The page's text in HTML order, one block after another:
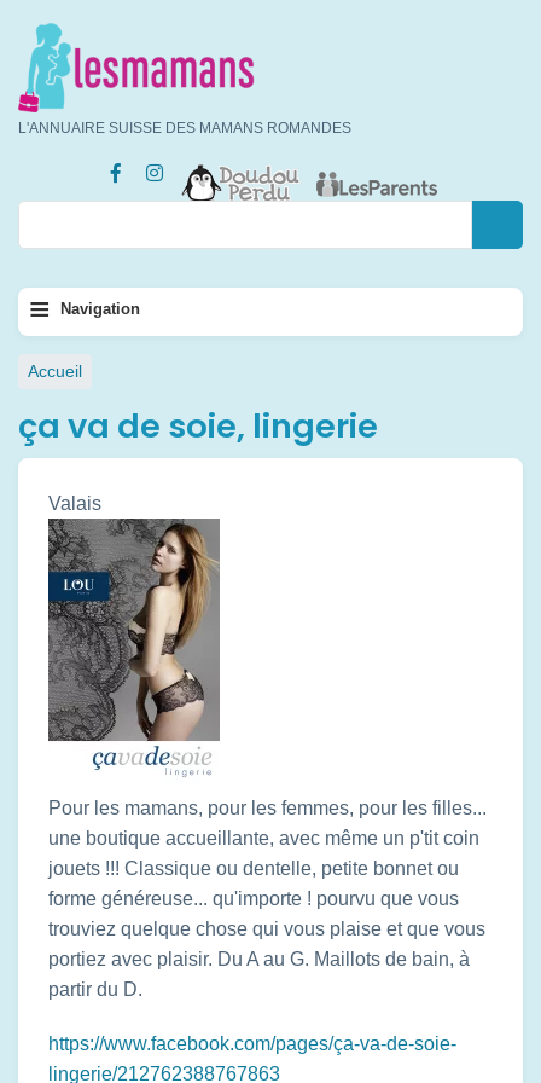
contenu
principal
L'ANNUAIRE SUISSE DES MAMANS ROMANDES
Rechercher
Navigation
principale
≡ Navigation
Fil
Accueil
ça va de soie, lingerie
Valais
Pour les mamans, pour les femmes, pour les filles...
une boutique accueillante, avec même un p'tit coin
jouets !!! Classique ou dentelle, petite bonnet ou
forme généreuse... qu'importe ! pourvu que vous
trouviez quelque chose qui vous plaise et que vous
portiez avec plaisir. Du A au G. Maillots de bain, à
partir du D.
https://www.facebook.com/pages/ça-va-de-soie-
lingerie/212762388767863